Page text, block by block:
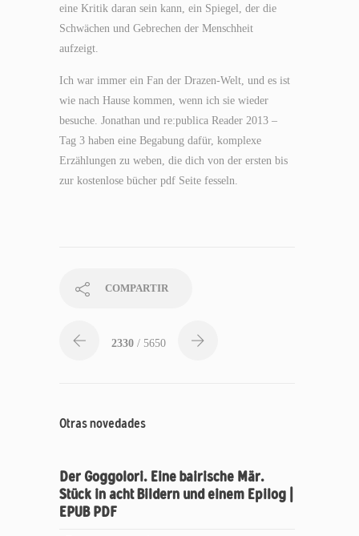
eine Kritik daran sein kann, ein Spiegel, der die
Schwächen und Gebrechen der Menschheit
aufzeigt.
Ich war immer ein Fan der Drazen-Welt, und es ist
wie nach Hause kommen, wenn ich sie wieder
besuche. Jonathan und re:publica Reader 2013 –
Tag 3 haben eine Begabung dafür, komplexe
Erzählungen zu weben, die dich von der ersten bis
zur kostenlose bücher pdf Seite fesseln.
COMPARTIR
2330 / 5650
Otras novedades
Der Goggolori. Eine bairische Mär.
Stück in acht Bildern und einem Epilog |
EPUB PDF